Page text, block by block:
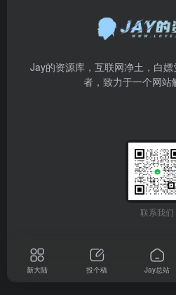
Jay的资源库，互联网净土，白
者，致力于一个网站
联系我们
新大陆 投个稿 Jay总站